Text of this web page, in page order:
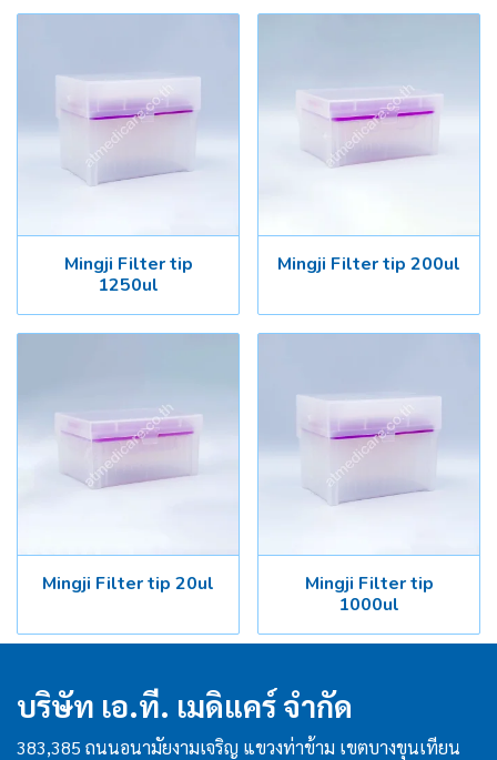
Mingji Filter tip
1250ul
Mingji Filter tip 200ul
Mingji Filter tip 20ul
Mingji Filter tip
1000ul
บริษัท เอ.ที. เมดิแคร์ จำกัด
383,385 ถนนอนามัยงามเจริญ แขวงท่าข้าม เขตบางขุนเทียน